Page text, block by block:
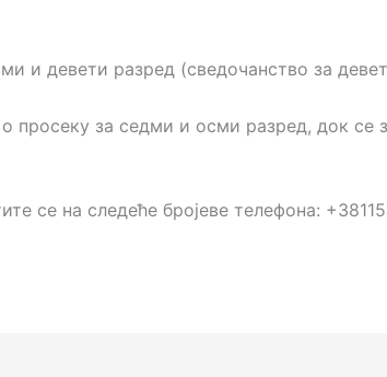
и девети разред (сведочанство за
просеку за седми и oсми разред, док се
се на следеће бројеве телефона: